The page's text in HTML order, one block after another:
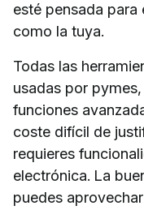
esté pensada para
como la tuya.
Todas las
usadas por
funciones
coste difícil de
requieres
electrónica. La
puedes